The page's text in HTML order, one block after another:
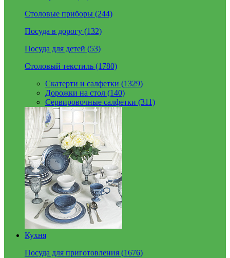
Столовые приборы (244)
Посуда в дорогу (132)
Посуда для детей (53)
Столовый текстиль (1780)
Скатерти и салфетки (1329)
Дорожки на стол (140)
Сервировочные салфетки (311)
Кухня
Посуда для приготовления (1676)